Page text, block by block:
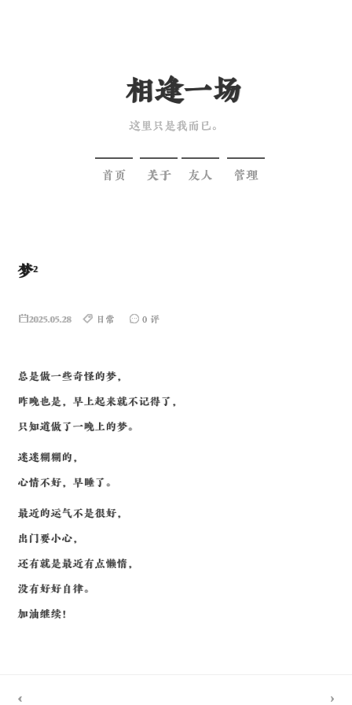
相逢一场
这里只是我而已。
首页 关于 友人 管理
梦²
2025.05.28 日常 0 评
总是做一些奇怪的梦，
昨晚也是，早上起来就不记得了，
只知道做了一晚上的梦。
迷迷糊糊的，
心情不好，早睡了。
最近的运气不是很好，
出门要小心，
还有就是最近有点懒惰，
没有好好自律。
加油继续！